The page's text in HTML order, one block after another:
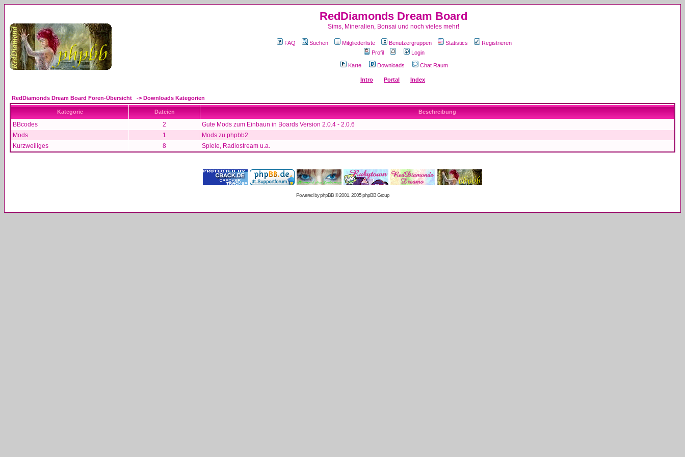
RedDiamonds Dream Board
Sims, Mineralien, Bonsai und noch vieles mehr!
FAQ Suchen Mitgliederliste Benutzergruppen Statistics
Registrieren
Profil
Login
Karte Downloads Chat Raum
Intro Portal Index
RedDiamonds Dream Board Foren-Übersicht -> Downloads Kategorien
Kategorie Dateien Beschreibung
BBcodes 2
Gute Mods zum Einbaun in Boards Version 2.0.4 - 2.0.6
Mods
1
Mods zu phpbb2
Kurzweiliges
8 Spiele, Radiostream u.a.
Powered byphpBB© 2001, 2005 phpBB Group